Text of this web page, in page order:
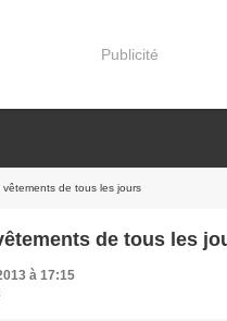
Publicité
de tous les jours
de tous les
à 17:15